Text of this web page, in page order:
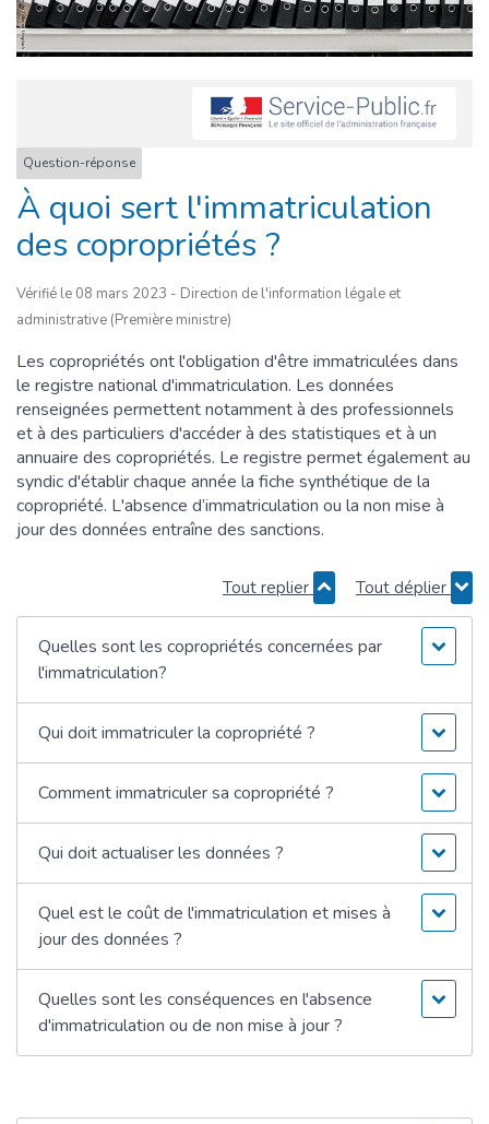
Question-réponse
À quoi sert l'immatriculation
des copropriétés ?
Vérifié le 08 mars 2023 - Direction de l'information légale et
administrative (Première ministre)
Les copropriétés ont l'obligation d'être immatriculées dans
le registre national d'immatriculation. Les données
renseignées permettent notamment à des professionnels
et à des particuliers d'accéder à des statistiques et à un
annuaire des copropriétés. Le registre permet également au
syndic d'établir chaque année la fiche synthétique de la
copropriété. L'absence d’immatriculation ou la non mise à
jour des données entraîne des sanctions.
Tout replier Tout déplier
Quelles sont les copropriétés concernées par
l'immatriculation?
Qui doit immatriculer la copropriété ?
Comment immatriculer sa copropriété ?
Qui doit actualiser les données ?
Quel est le coût de l'immatriculation et mises à
jour des données ?
Quelles sont les conséquences en l'absence
d'immatriculation ou de non mise à jour ?